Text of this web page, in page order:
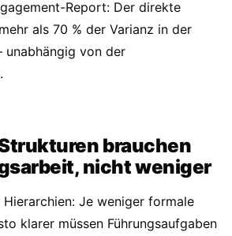
Report: Der direkte
als 70 % der Varianz in der
unabhängig von der
brauchen
nicht weniger
Je weniger formale
klarer müssen Führungsaufgaben